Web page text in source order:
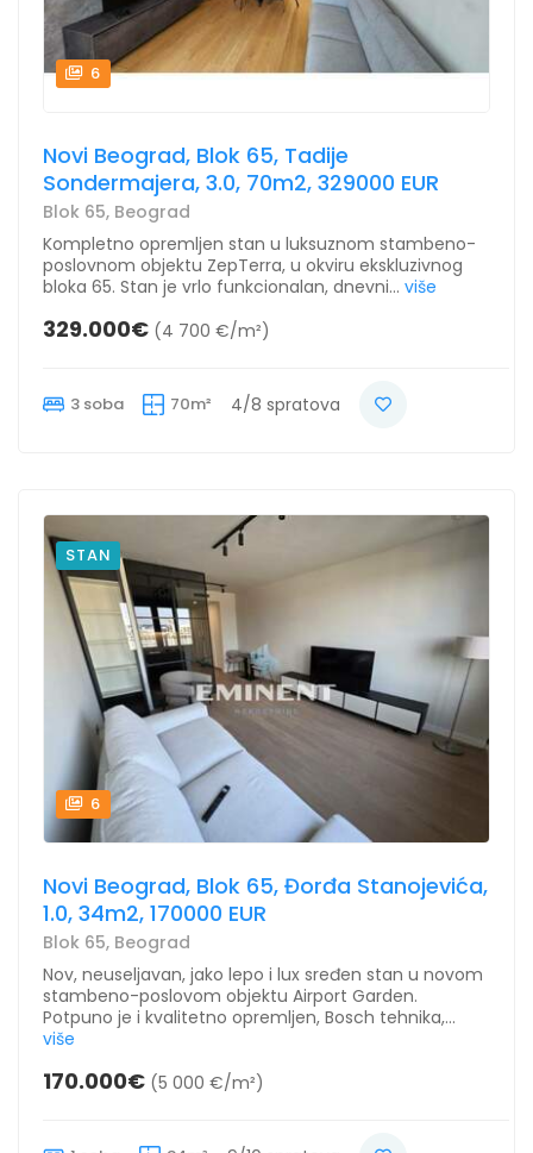
6
Novi Beograd, Blok 65, Tadije
Sondermajera, 3.0, 70m2, 329000 EUR
Blok 65, Beograd
Kompletno opremljen stan u luksuznom stambeno-
poslovnom objektu ZepTerra, u okviru ekskluzivnog
bloka 65. Stan je vrlo funkcionalan, dnevni... više
329.000€ (4 700 €/m²)
3 soba 70m² 4/8 spratova
STAN
6
Novi Beograd, Blok 65, Đorđa Stanojevića,
1.0, 34m2, 170000 EUR
Blok 65, Beograd
Nov, neuseljavan, jako lepo i lux sređen stan u novom
stambeno-poslovom objektu Airport Garden.
Potpuno je i kvalitetno opremljen, Bosch tehnika,...
više
170.000€ (5 000 €/m²)